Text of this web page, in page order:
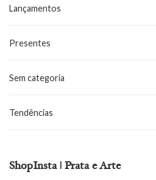
Lançamentos
Presentes
Sem categoria
Tendências
ShopInsta | Prata e Arte